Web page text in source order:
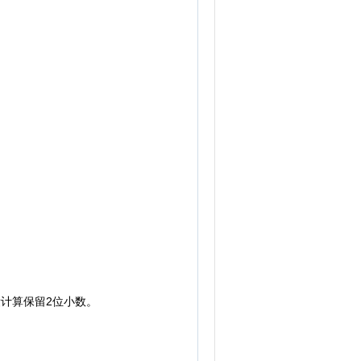
保留2位小数。